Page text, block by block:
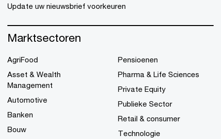
Update uw nieuwsbrief voorkeuren
Marktsectoren
AgriFood
Asset & Wealth
Management
Automotive
Banken
Bouw
Pensioenen
Pharma & Life Sciences
Private Equity
Publieke Sector
Retail & consumer
Technologie